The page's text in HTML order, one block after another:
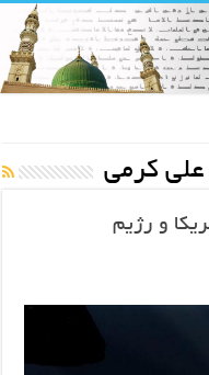
علی کرمی
و رژیم